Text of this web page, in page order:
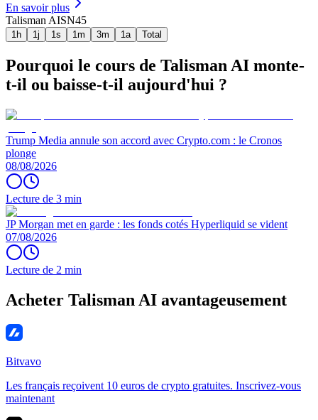
En savoir plus
Talisman AISN45
1h 1j 1s 1m 3m 1a Total
Pourquoi le cours de Talisman AI monte-
t-il ou baisse-t-il aujourd'hui ?
Trump Media annule son accord avec Crypto.com : le Cronos
plonge
08/08/2026
Lecture de 3 min
JP Morgan met en garde : les fonds cotés Hyperliquid se vident
07/08/2026
Lecture de 2 min
Acheter Talisman AI avantageusement
Bitvavo
Les français reçoivent 10 euros de crypto gratuites. Inscrivez-vous
maintenant